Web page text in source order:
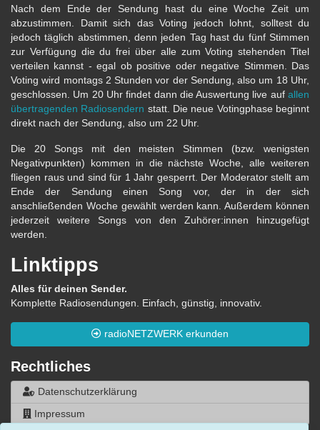
Nach dem Ende der Sendung hast du eine Woche Zeit um
abzustimmen. Damit sich das Voting jedoch lohnt, solltest du
jedoch täglich abstimmen, denn jeden Tag hast du fünf Stimmen
zur Verfügung die du frei über alle zum Voting stehenden Titel
verteilen kannst - egal ob positive oder negative Stimmen. Das
Voting wird montags 2 Stunden vor der Sendung, also um 18 Uhr,
geschlossen. Um 20 Uhr findet dann die Auswertung live auf allen
übertragenden Radiosendern statt. Die neue Votingphase beginnt
direkt nach der Sendung, also um 22 Uhr.
Die 20 Songs mit den meisten Stimmen (bzw. wenigsten
Negativpunkten) kommen in die nächste Woche, alle weiteren
fliegen raus und sind für 1 Jahr gesperrt. Der Moderator stellt am
Ende der Sendung einen Song vor, der in der sich
anschließenden Woche gewählt werden kann. Außerdem können
jederzeit weitere Songs von den Zuhörer:innen hinzugefügt
werden.
Linktipps
Alles für deinen Sender.
Komplette Radiosendungen. Einfach, günstig, innovativ.
radioNETZWERK erkunden
Rechtliches
Datenschutzerklärung
Impressum